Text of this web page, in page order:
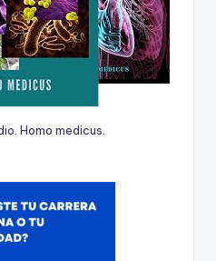
Homo medicus.